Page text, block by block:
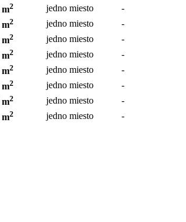
m2 jedno miesto
-
m2 jedno miesto
-
m2 jedno miesto
-
m2 jedno miesto
-
m2 jedno miesto
-
m2 jedno miesto
-
m2 jedno miesto
-
m2 jedno miesto
-